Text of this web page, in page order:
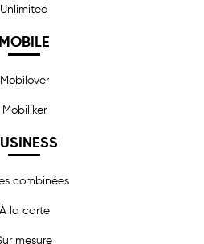
Unlimited
MOBILE
Mobilover
Mobiliker
combinées
À la carte
mesure